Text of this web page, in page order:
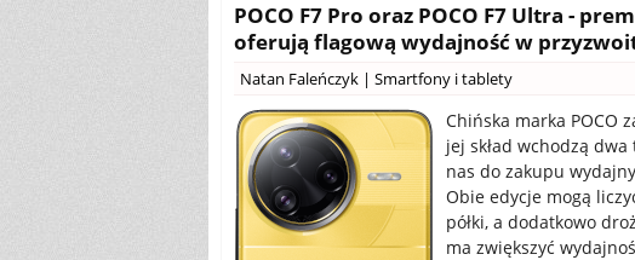
POCO F7 Pro oraz POCO F7 Ultra -
oferują flagową wydajność w
Natan Faleńczyk | Smartfony i tablety
Chińska marka POCO
jej skład wchodzą
nas do zakupu
Obie edycje mogą
półki, a dodatkowo
ma zwiększyć